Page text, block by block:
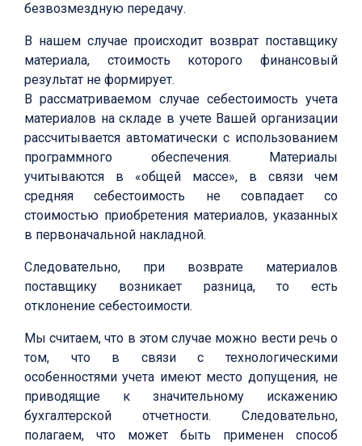
безвозмездную передачу.
В нашем случае происходит возврат поставщику
материала, стоимость которого финансовый
результат не формирует.
В рассматриваемом случае себестоимость учета
материалов на складе в учете Вашей организации
рассчитывается автоматически с использованием
программного обеспечения. Материалы
учитываются в «общей массе», в связи чем
средняя себестоимость не совпадает со
стоимостью приобретения материалов, указанных
в первоначальной накладной.
Следовательно, при возврате материалов
поставщику возникает разница, то есть
отклонение себестоимости.
Мы считаем, что в этом случае можно вести речь о
том, что в связи с технологическими
особенностями учета имеют место допущения, не
приводящие к значительному искажению
бухгалтерской отчетности. Следовательно,
полагаем, что может быть применен способ